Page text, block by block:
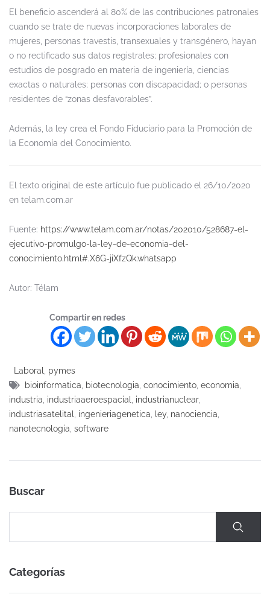
El beneficio ascenderá al 80% de las contribuciones patronales
cuando se trate de nuevas incorporaciones laborales de
mujeres, personas travestis, transexuales y transgénero, hayan
o no rectificado sus datos registrales; profesionales con
estudios de posgrado en materia de ingeniería, ciencias
exactas o naturales; personas con discapacidad; o personas
residentes de “zonas desfavorables”.
Además, la ley crea el Fondo Fiduciario para la Promoción de
la Economía del Conocimiento.
El texto original de este artículo fue publicado el 26/10/2020
en telam.com.ar
Fuente: https://www.telam.com.ar/notas/202010/528687-el-
ejecutivo-promulgo-la-ley-de-economia-del-
conocimiento.html#.X6G-jiXfzQk.whatsapp
Autor: Télam
Compartir en redes
Laboral
pymes
bioinformatica
biotecnologia conocimiento economia
industria industriaaeroespacial industrianuclear,
industriasatelital
ingenieriagenetica ley, nanociencia
nanotecnologia software
Buscar
Categorías